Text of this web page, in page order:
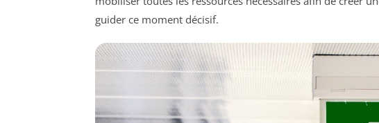
guider ce moment décisif.